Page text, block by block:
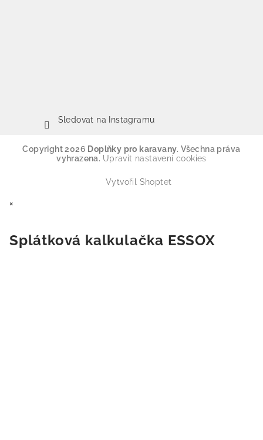
Sledovat na Instagramu
Copyright 2026 Doplňky pro karavany. Všechna práva
vyhrazena. Upravit nastavení cookies
Vytvořil Shoptet
×
Splátková kalkulačka ESSOX